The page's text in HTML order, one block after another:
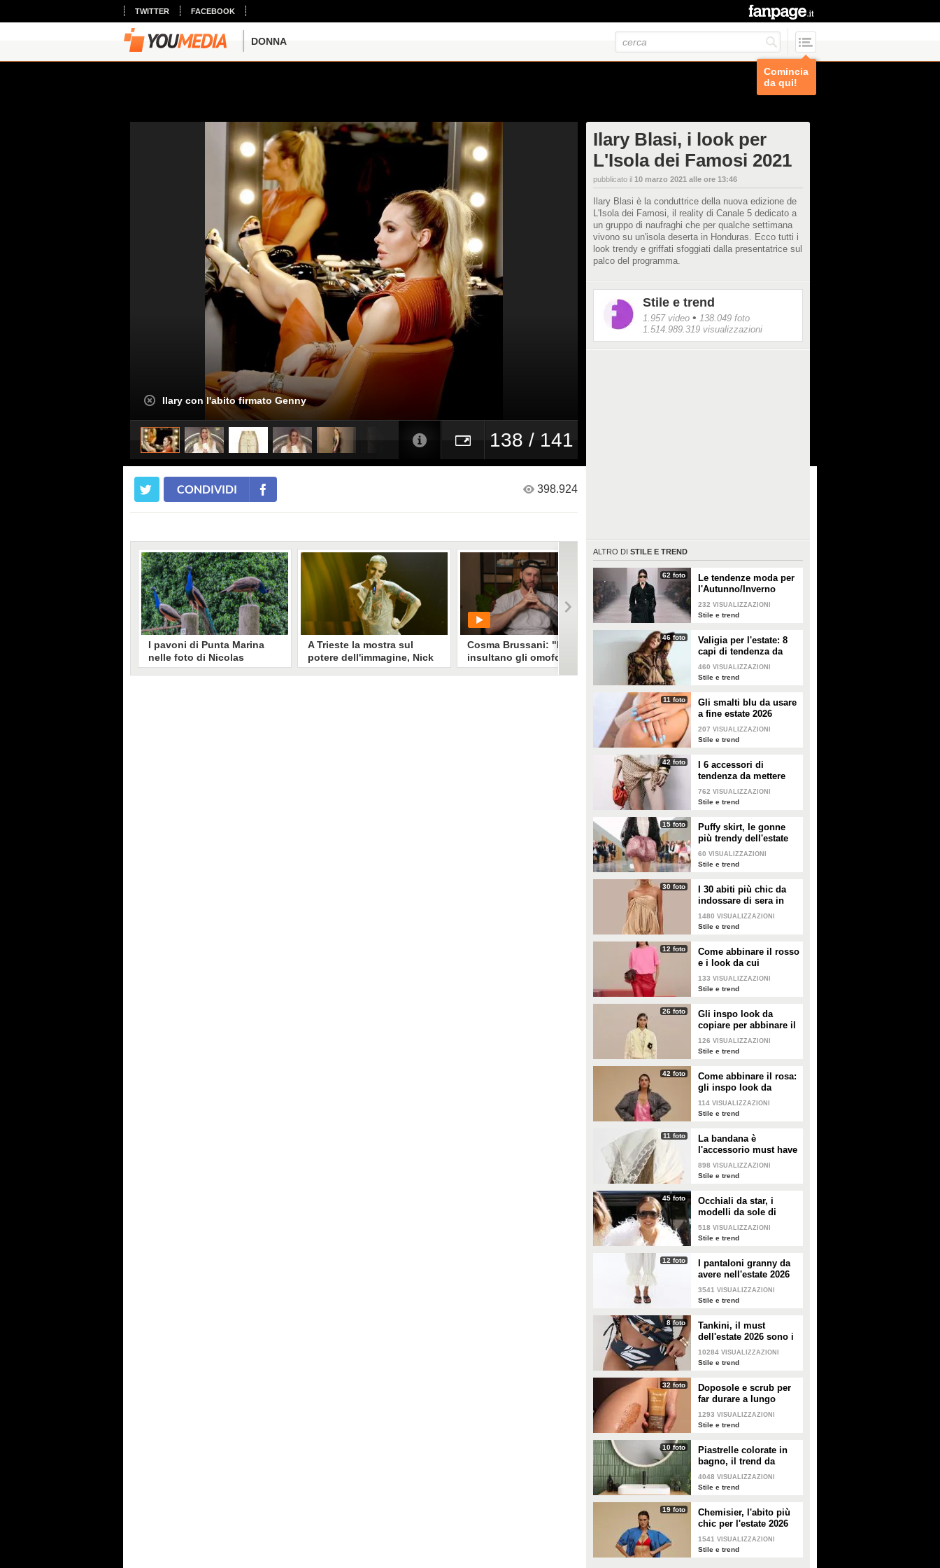
TWITTER FACEBOOK
DONNA
Comincia
da qui!
Ilary con l'abito firmato Genny
138 / 141
Ilary Blasi, i look per
L'Isola dei Famosi 2021
pubblicato il 10 marzo 2021 alle ore 13:46
Ilary Blasi è la conduttrice della nuova edizione de
L'Isola dei Famosi, il reality di Canale 5 dedicato a
un gruppo di naufraghi che per qualche settimana
vivono su un'isola deserta in Honduras. Ecco tutti i
look trendy e griffati sfoggiati dalla presentatrice sul
palco del programma.
Stile e trend
1.957 video • 138.049 foto
1.514.989.319 visualizzazioni
ALTRO DI STILE E TREND
62 foto
Le tendenze moda per
l'Autunno/Inverno
2026-2027
232 VISUALIZZAZIONI
Stile e trend
46 foto
Valigia per l'estate: 8
capi di tendenza da
portare in vacanza
460 VISUALIZZAZIONI
Stile e trend
11 foto
Gli smalti blu da usare
a fine estate 2026
207 VISUALIZZAZIONI
Stile e trend
42 foto
I 6 accessori di
tendenza da mettere
nella valigia dell'estate
2026
762 VISUALIZZAZIONI
Stile e trend
15 foto
Puffy skirt, le gonne
più trendy dell'estate
2026 sono quelle a
palloncino
60 VISUALIZZAZIONI
Stile e trend
30 foto
I 30 abiti più chic da
indossare di sera in
estate
1480 VISUALIZZAZIONI
Stile e trend
12 foto
Come abbinare il rosso
e i look da cui
prendere ispirazione
133 VISUALIZZAZIONI
Stile e trend
26 foto
Gli inspo look da
copiare per abbinare il
giallo
126 VISUALIZZAZIONI
Stile e trend
42 foto
Come abbinare il rosa:
gli inspo look da
copiare
114 VISUALIZZAZIONI
Stile e trend
11 foto
La bandana è
l'accessorio must have
dell'estate 2026: i
modelli di tendenza
898 VISUALIZZAZIONI
Stile e trend
45 foto
Occhiali da star, i
modelli da sole di
tendenza per l'estate
2026
518 VISUALIZZAZIONI
Stile e trend
12 foto
I pantaloni granny da
avere nell'estate 2026
3541 VISUALIZZAZIONI
Stile e trend
8 foto
Tankini, il must
dell'estate 2026 sono i
costumi con la canotta
10284 VISUALIZZAZIONI
Stile e trend
32 foto
Doposole e scrub per
far durare a lungo
l'abbronzatura in estate
1293 VISUALIZZAZIONI
Stile e trend
10 foto
Piastrelle colorate in
bagno, il trend da
seguire in casa
4048 VISUALIZZAZIONI
Stile e trend
19 foto
Chemisier, l'abito più
chic per l'estate 2026
1541 VISUALIZZAZIONI
Stile e trend
CONDIVIDI 398.924
I pavoni di Punta Marina
nelle foto di Nicolas
Brunetti: "La convivenza è
A Trieste la mostra sul
potere dell'immagine, Nick
Cerioni: "Un look funziona
Cosma Brussani: "Mi
insultano gli omofobi e gli
insicuri, all’inizio
Elodie e Franceska tra
topless e bikini, il primo
servizio fotografico insieme
celebra la sensualità
Elodie e Franceska Nuredini
hanno posato per la prima volta
insieme in un servizio fotografico
"ufficiale". Tra micro bikini,
collant velati e topless, hanno
lasciato emergere tutta l'innata
sensualità.
È la "no makeup summer"
Chiara Ferragni è in Grecia